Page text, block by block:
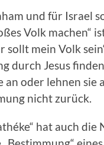
und für Israel
Volk machen“
sollt mein Volk
durch Jesus
an oder lehnen sie
nicht zurück.
hat auch die